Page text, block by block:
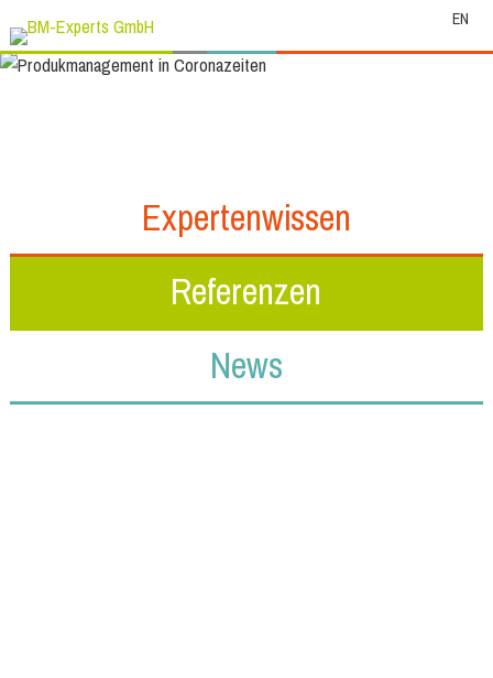
EN
Expertenwissen
Referenzen
News